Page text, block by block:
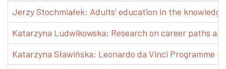
Jerzy Stochmiałek: Adults’ education in the
Katarzyna Ludwikowska: Research on career paths
Katarzyna Sławińska: Leonardo da Vinci Programme